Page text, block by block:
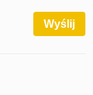
Wyślij